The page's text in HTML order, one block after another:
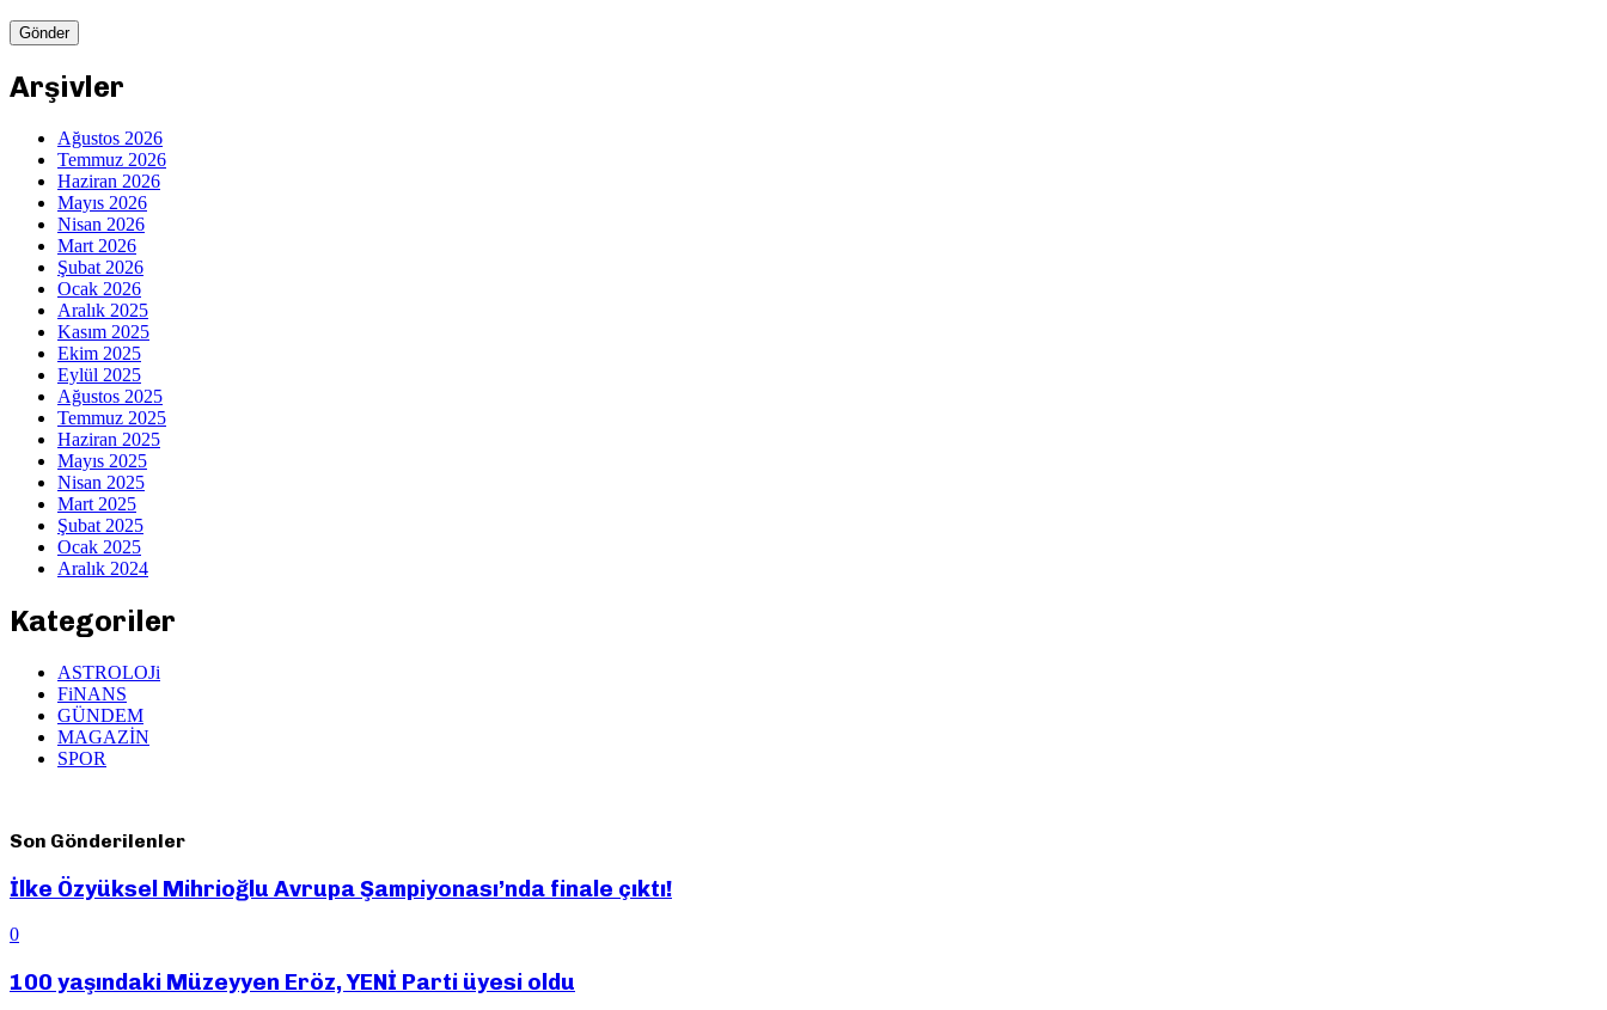
Arşivler
Ağustos 2026
Temmuz 2026
Haziran 2026
Mayıs 2026
Nisan 2026
Mart 2026
Şubat 2026
Ocak 2026
Aralık 2025
Kasım 2025
Ekim 2025
Eylül 2025
Ağustos 2025
Temmuz 2025
Haziran 2025
Mayıs 2025
Nisan 2025
Mart 2025
Şubat 2025
Ocak 2025
Aralık 2024
Kategoriler
ASTROLOJi
FiNANS
GÜNDEM
MAGAZİN
SPOR
Son Gönderilenler
İlke Özyüksel Mihrioğlu Avrupa Şampiyonası’nda finale çıktı!
0
100 yaşındaki Müzeyyen Eröz, YENİ Parti üyesi oldu